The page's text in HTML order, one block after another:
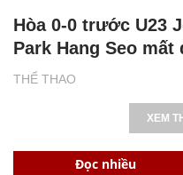
THỂ THAO
Hòa 0-0 trước U23
Park Hang Seo
XEM
Đọc nhiều